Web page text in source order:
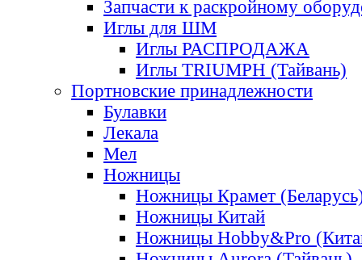
Запчасти к раскройному
Иглы для ШМ
Иглы РАСПРОДАЖА
Иглы TRIUMPH (Тайвань)
Портновские принадлежности
Булавки
Лекала
Мел
Ножницы
Ножницы Крамет
Ножницы Китай
Ножницы Hobby&Pro